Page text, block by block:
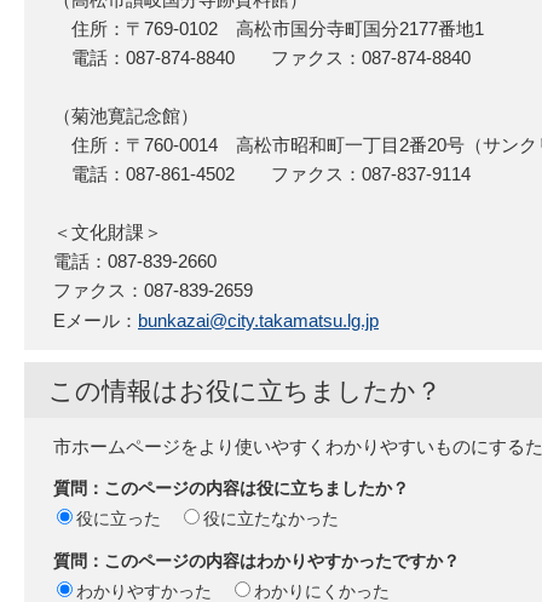
住所：〒769-0102 高松市国分寺町国分2177番地1
電話：087-874-8840 ファクス：087-874-8840
（菊池寛記念館）
住所：〒760-0014 高松市昭和町一丁目2番20号（サンク
電話：087-861-4502 ファクス：087-837-9114
＜文化財課＞
電話：087-839-2660
ファクス：087-839-2659
Eメール： bunkazai@city.takamatsu.lg.jp
この情報はお役に立ちましたか？
市ホームページをより使いやすくわかりやすいものにする
質問：このページの内容は役に立ちましたか？
役に立った
役に立たなかった
質問：このページの内容はわかりやすかったですか？
わかりやすかった
わかりにくかった